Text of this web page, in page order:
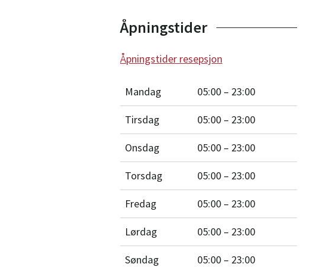
Åpningstider
Åpningstider resepsjon
Mandag 05:00 – 23:00
Tirsdag 05:00 – 23:00
Onsdag 05:00 – 23:00
Torsdag 05:00 – 23:00
Fredag 05:00 – 23:00
Lørdag 05:00 – 23:00
Søndag 05:00 – 23:00